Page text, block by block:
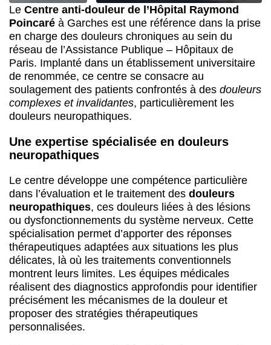
Le Centre anti-douleur de l’Hôpital Raymond
Poincaré à Garches est une référence dans la prise
en charge des douleurs chroniques au sein du
réseau de l’Assistance Publique – Hôpitaux de
Paris. Implanté dans un établissement universitaire
de renommée, ce centre se consacre au
soulagement des patients confrontés à des douleurs
complexes et invalidantes, particulièrement les
douleurs neuropathiques.
Une expertise spécialisée en douleurs
neuropathiques
Le centre développe une compétence particulière
dans l’évaluation et le traitement des douleurs
neuropathiques, ces douleurs liées à des lésions
ou dysfonctionnements du système nerveux. Cette
spécialisation permet d’apporter des réponses
thérapeutiques adaptées aux situations les plus
délicates, là où les traitements conventionnels
montrent leurs limites. Les équipes médicales
réalisent des diagnostics approfondis pour identifier
précisément les mécanismes de la douleur et
proposer des stratégies thérapeutiques
personnalisées.